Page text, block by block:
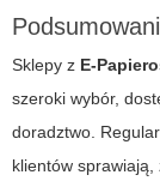
Sklepy z E-
szeroki wybór,
doradztwo.
klientów